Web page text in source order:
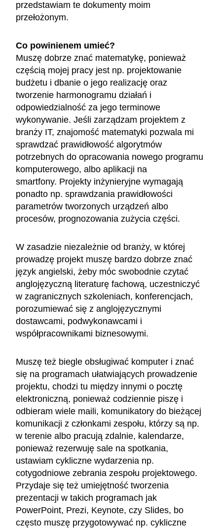
przedstawiam te dokumenty moim
przełożonym.
Co powinienem umieć?
Muszę dobrze znać matematykę, ponieważ
częścią mojej pracy jest np. projektowanie
budżetu i dbanie o jego realizację oraz
tworzenie harmonogramu działań i
odpowiedzialność za jego terminowe
wykonywanie. Jeśli zarządzam projektem z
branży IT, znajomość matematyki pozwala mi
sprawdzać prawidłowość algorytmów
potrzebnych do opracowania nowego programu
komputerowego, albo aplikacji na
smartfony. Projekty inżynieryjne wymagają
ponadto np. sprawdzania prawidłowości
parametrów tworzonych urządzeń albo
procesów, prognozowania zużycia części.
W zasadzie niezależnie od branży, w której
prowadzę projekt muszę bardzo dobrze znać
język angielski, żeby móc swobodnie czytać
anglojęzyczną literaturę fachową, uczestniczyć
w zagranicznych szkoleniach, konferencjach,
porozumiewać się z anglojęzycznymi
dostawcami, podwykonawcami i
współpracownikami biznesowymi.
Muszę też biegle obsługiwać komputer i znać
się na programach ułatwiających prowadzenie
projektu, chodzi tu między innymi o pocztę
elektroniczną, ponieważ codziennie piszę i
odbieram wiele maili, komunikatory do bieżącej
komunikacji z członkami zespołu, którzy są np.
w terenie albo pracują zdalnie, kalendarze,
ponieważ rezerwuję sale na spotkania,
ustawiam cykliczne wydarzenia np.
cotygodniowe zebrania zespołu projektowego.
Przydaje się też umiejętność tworzenia
prezentacji w takich programach jak
PowerPoint, Prezi, Keynote, czy Slides, bo
często muszę przygotowywać np. cykliczne